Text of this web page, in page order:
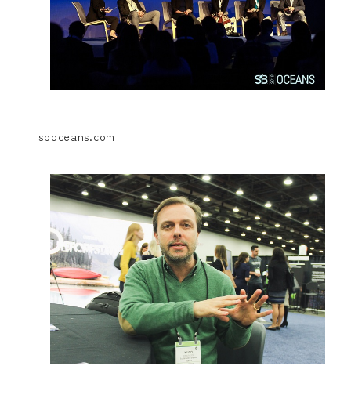
sboceans.com